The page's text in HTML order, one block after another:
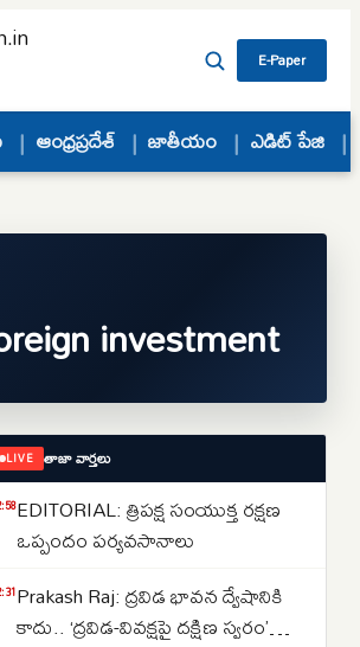
E-Paper
ఆంధ్రప్రదేశ్ జాతీయం ఎడిట్ పేజి
investment
LIVE తాజా వార్తలు
EDITORIAL: త్రిపక్ష సంయుక్త రక్షణ
ఒప్పందం పర్యవసానాలు
Prakash Raj: ద్రవిడ భావన ద్వేషానికి
కాదు.. ‘ద్రవిడ-వివక్షపై దక్షిణ స్వరం’